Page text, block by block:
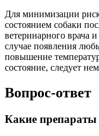
Для минимизации
состоянием собаки
ветеринарного врача
случае появления
повышение
состояние, следует
Вопрос-ответ
Какие